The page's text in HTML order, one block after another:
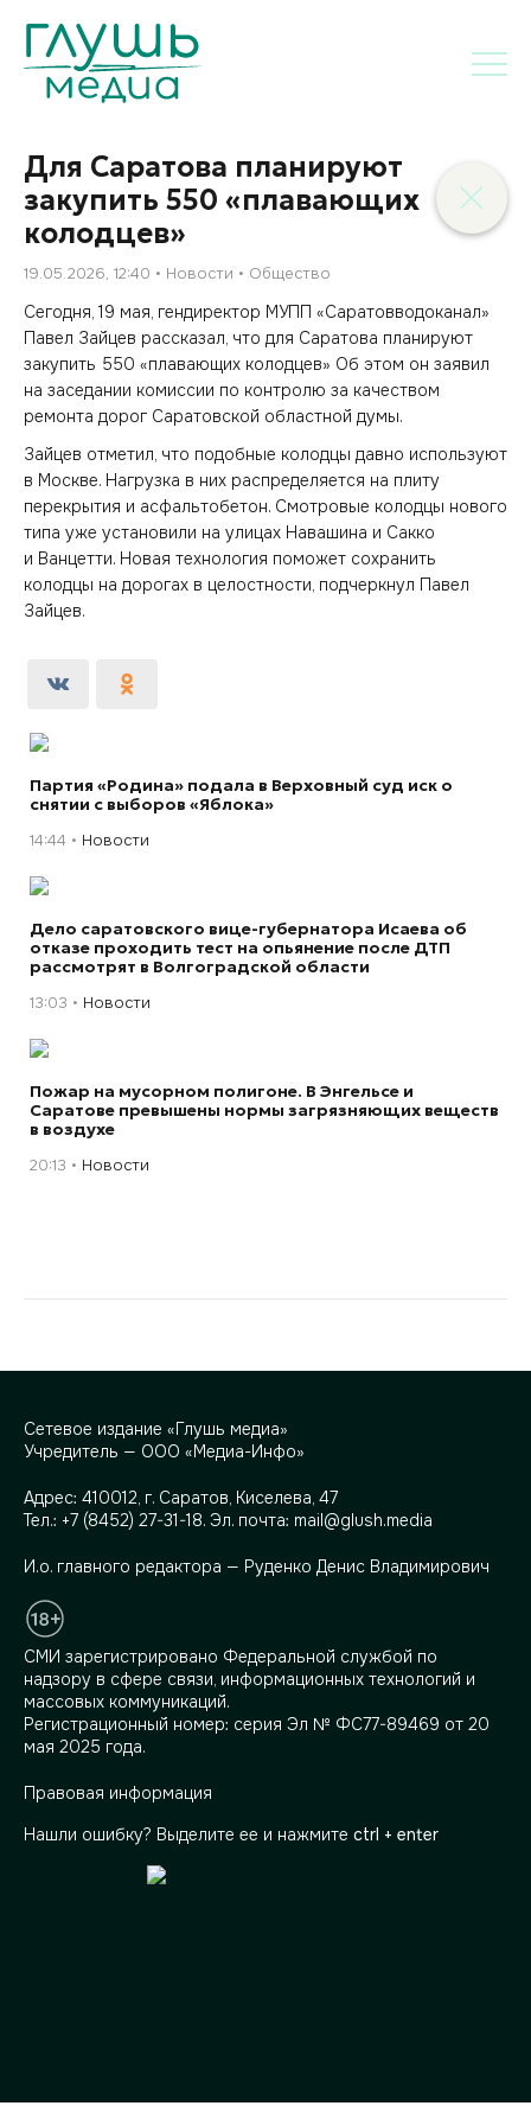
Для Саратова планируют
закупить 550 «плавающих
колодцев»
19.05.2026, 12:40 Новости Общество
Сегодня, 19 мая, гендиректор МУПП «Саратовводоканал»
Павел Зайцев рассказал, что для Саратова планируют
закупить 550 «плавающих колодцев» Об этом он заявил
на заседании комиссии по контролю за качеством
ремонта дорог Саратовской областной думы.
Зайцев отметил, что подобные колодцы давно используют
в Москве. Нагрузка в них распределяется на плиту
перекрытия и асфальтобетон. Смотровые колодцы нового
типа уже установили на улицах Навашина и Сакко
и Ванцетти. Новая технология поможет сохранить
колодцы на дорогах в целостности, подчеркнул Павел
Зайцев.
Партия «Родина» подала в Верховный суд иск о
снятии с выборов «Яблока»
14:44 Новости
Дело саратовского вице-губернатора Исаева об
отказе проходить тест на опьянение после ДТП
рассмотрят в Волгоградской области
13:03 Новости
Пожар на мусорном полигоне. В Энгельсе и
Саратове превышены нормы загрязняющих веществ
в воздухе
20:13 Новости
Сетевое издание «Глушь медиа»
Учредитель — ООО «Медиа-Инфо»
Адрес: 410012, г. Саратов, Киселева, 47
Тел.: +7 (8452) 27-31-18. Эл. почта: mail@glush.media
И.о. главного редактора — Руденко Денис Владимирович
СМИ зарегистрировано Федеральной службой по
надзору в сфере связи, информационных технологий и
массовых коммуникаций.
Регистрационный номер: серия Эл № ФС77-89469 от 20
мая 2025 года.
Правовая информация
Нашли ошибку? Выделите ее и нажмите ctrl + enter